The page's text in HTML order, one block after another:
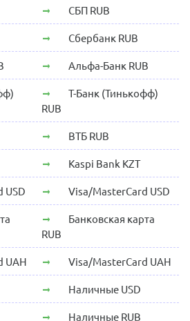
СБП RUB
Сбербанк RUB
Альфа-Банк RUB
Т-Банк (Тинькофф)
RUB
ВТБ RUB
Kaspi Bank KZT
USD Visa/MasterCard USD
Банковская карта
RUB
UAH Visa/MasterCard UAH
Наличные USD
Наличные RUB